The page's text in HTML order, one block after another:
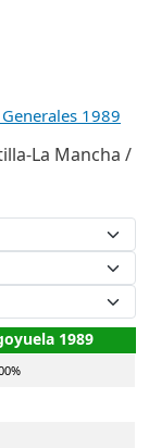
1989
La Mancha /
1989